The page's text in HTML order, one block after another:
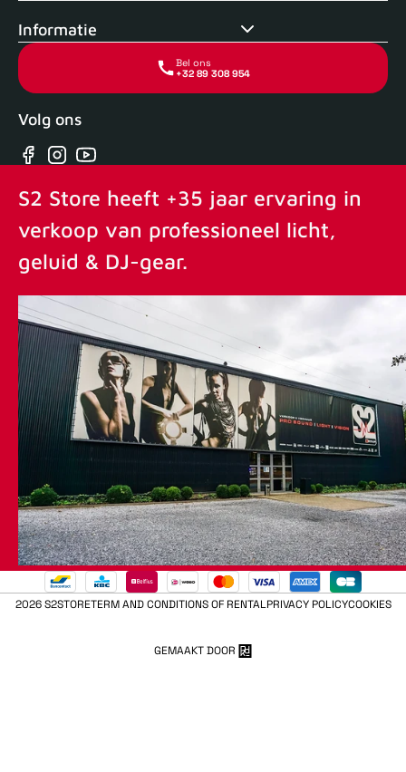
Informatie
Bel ons
+32 89 308 954
Volg ons
Facebook
Instagram
YouTube
S2 Store heeft +35 jaar ervaring in
verkoop van professioneel licht,
geluid & DJ-gear.
2026 S2STORETERM AND CONDITIONS OF RENTALPRIVACY POLICYCOOKIES
GEMAAKT DOOR